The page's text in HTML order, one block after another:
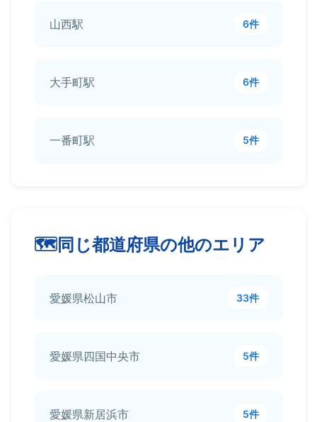
山西駅 6件
大手町駅 6件
一番町駅 5件
同じ都道府県の他のエリア
愛媛県松山市 33件
愛媛県四国中央市 5件
愛媛県新居浜市 5件